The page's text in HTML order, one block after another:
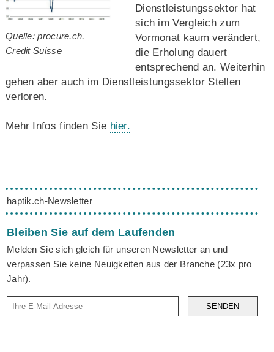
Quelle: procure.ch,
Credit Suisse
Dienstleistungssektor hat
sich im Vergleich zum
Vormonat kaum verändert,
die Erholung dauert
entsprechend an. Weiterhin
gehen aber auch im Dienstleistungssektor Stellen
verloren.
Mehr Infos finden Sie hier.
haptik.ch-Newsletter
Bleiben Sie auf dem Laufenden
Melden Sie sich gleich für unseren Newsletter an und
verpassen Sie keine Neuigkeiten aus der Branche (23x pro
Jahr).
SENDEN